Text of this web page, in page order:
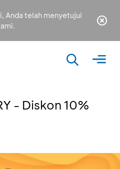
Anda telah menyetujui
- Diskon 10%